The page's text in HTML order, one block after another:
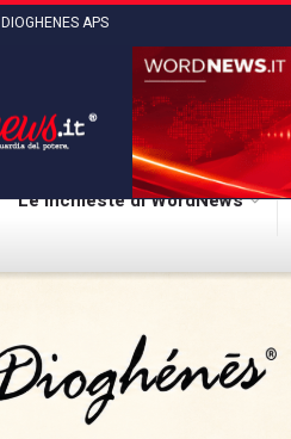
DIOGHENES APS
Le inchieste di WordNews